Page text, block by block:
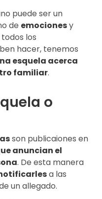
puede ser un
de emocionesy
los
hacer, tenemos
esquela acerca
familiar.
o
son publicaiones en
anuncian el
. De esta manera
a las
un allegado.